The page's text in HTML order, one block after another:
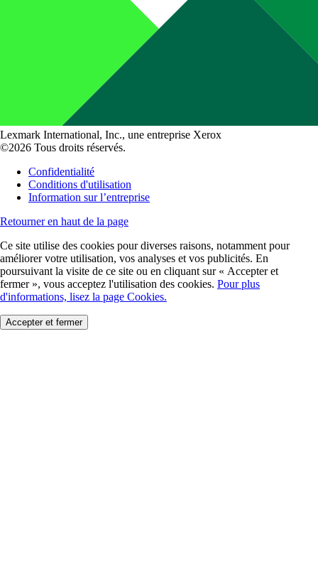
Lexmark International, Inc., une entreprise Xerox
©2026 Tous droits réservés.
Confidentialité
Conditions d'utilisation
Information sur l’entreprise
Retourner en haut de la page
Ce site utilise des cookies pour diverses raisons, notamment pour
améliorer votre utilisation, vos analyses et vos publicités. En
poursuivant la visite de ce site ou en cliquant sur « Accepter et
fermer », vous acceptez l'utilisation des cookies. Pour plus
d'informations, lisez la page Cookies.
Accepter et fermer